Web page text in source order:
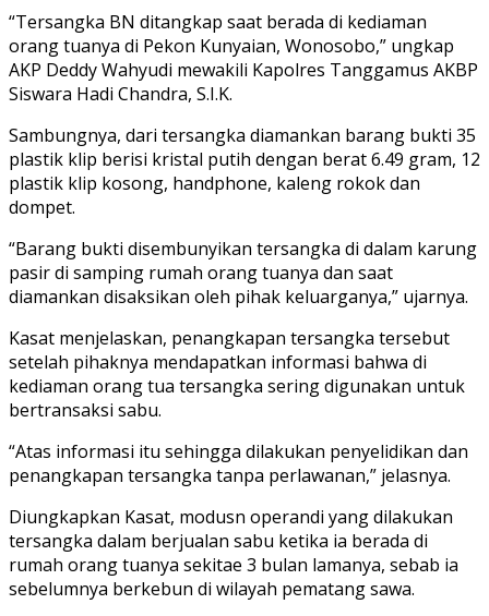
“Tersangka BN ditangkap saat berada di kediaman
orang tuanya di Pekon Kunyaian, Wonosobo,” ungkap
AKP Deddy Wahyudi mewakili Kapolres Tanggamus AKBP
Siswara Hadi Chandra, S.I.K.
Sambungnya, dari tersangka diamankan barang bukti 35
plastik klip berisi kristal putih dengan berat 6.49 gram, 12
plastik klip kosong, handphone, kaleng rokok dan
dompet.
“Barang bukti disembunyikan tersangka di dalam karung
pasir di samping rumah orang tuanya dan saat
diamankan disaksikan oleh pihak keluarganya,” ujarnya.
Kasat menjelaskan, penangkapan tersangka tersebut
setelah pihaknya mendapatkan informasi bahwa di
kediaman orang tua tersangka sering digunakan untuk
bertransaksi sabu.
“Atas informasi itu sehingga dilakukan penyelidikan dan
penangkapan tersangka tanpa perlawanan,” jelasnya.
Diungkapkan Kasat, modusn operandi yang dilakukan
tersangka dalam berjualan sabu ketika ia berada di
rumah orang tuanya sekitae 3 bulan lamanya, sebab ia
sebelumnya berkebun di wilayah pematang sawa.